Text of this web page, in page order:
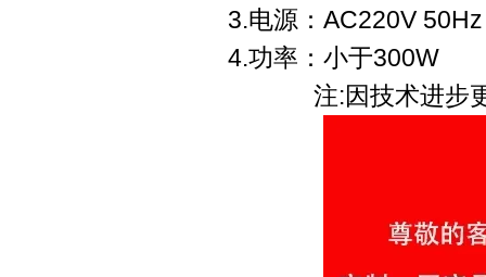
3.电源：AC220V 50Hz
4.功率：小于300W
注:因技术进步